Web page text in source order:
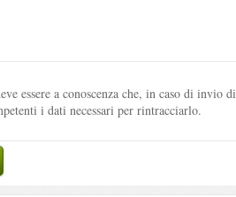
essere a conoscenza che, in caso di invio di
i dati necessari per rintracciarlo.